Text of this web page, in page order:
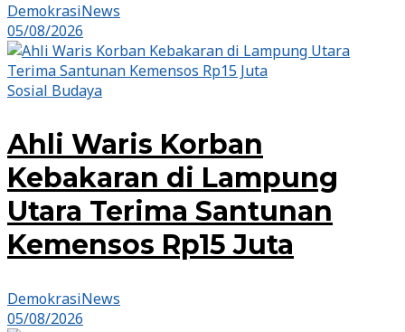
DemokrasiNews
05/08/2026
Sosial Budaya
Ahli Waris Korban
Kebakaran di Lampung
Utara Terima Santunan
Kemensos Rp15 Juta
DemokrasiNews
05/08/2026